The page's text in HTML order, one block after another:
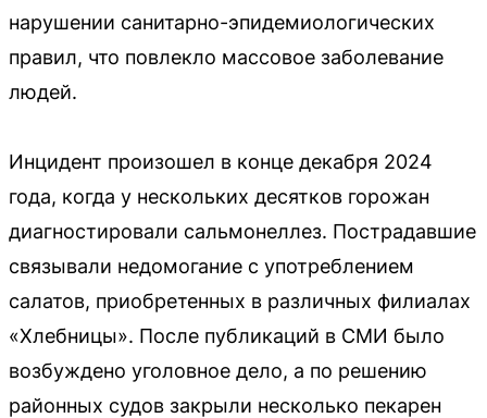
нарушении санитарно-эпидемиологических
правил, что повлекло массовое заболевание
людей.
Инцидент произошел в конце декабря 2024
года, когда у нескольких десятков горожан
диагностировали сальмонеллез. Пострадавшие
связывали недомогание с употреблением
салатов, приобретенных в различных филиалах
«Хлебницы». После публикаций в СМИ было
возбуждено уголовное дело, а по решению
районных судов закрыли несколько пекарен